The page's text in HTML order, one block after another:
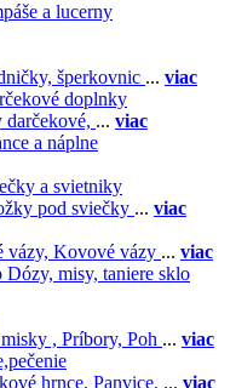
a lucerny
šperkovnic ... viac
doplnky
darčekové, ... viac
a náplne
a svietniky
pod sviečky ... viac
vázy, Kovové vázy ... viac
Dózy, misy, taniere sklo
, Príbory, Poh ... viac
hrnce, Panvice, ... viac